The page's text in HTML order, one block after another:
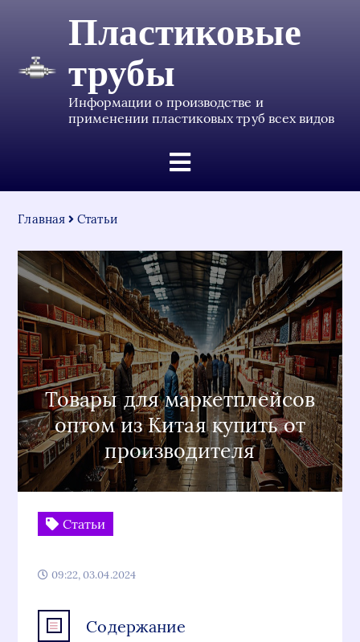
Пластиковые
трубы
Информации о производстве и
применении пластиковых труб всех видов
Главная Статьи
Товары для маркетплейсов
оптом из Китая купить от
производителя
Статьи
09:22, 03.04.2024
Содержание